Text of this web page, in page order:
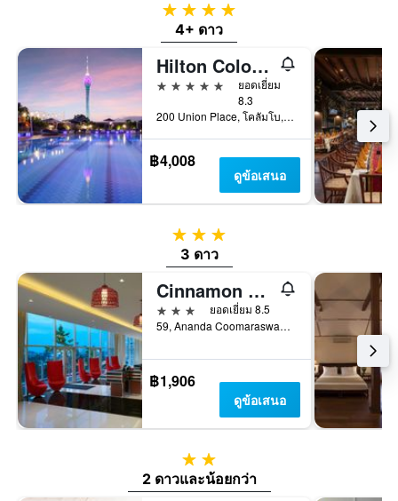
4 ดาว
4+ ดาว
Hilton Colombo Residences
5 ดาว
ยอดเยี่ยม
8.3
200 Union Place, โคลัมโบ, ศรีลังกา
฿4,008
ดูข้อเสนอ
3 ดาว
3 ดาว
Cinnamon Red Colombo
3 ดาว
ยอดเยี่ยม 8.5
59, Ananda Coomaraswamy Mawatha, โคลัมโบ, ศรีลังกา
฿1,906
ดูข้อเสนอ
2 ดาว
2 ดาวและน้อยกว่า